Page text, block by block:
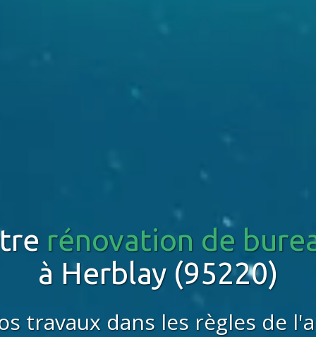
rénovation de
à Herblay (95220)
travaux dans les règles de